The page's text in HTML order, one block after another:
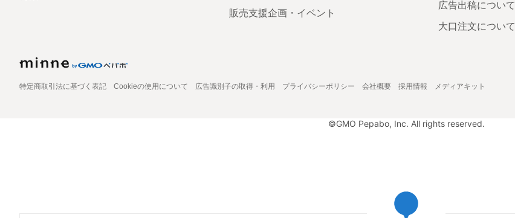
販売支援企画・イベント
広告出稿について
大口注文について
特定商取引法に基づく表記 Cookieの使用について 広告識別子の取得・利用 プライバシーポリシー 会社概要 採用情報 メディアキット
©GMO Pepabo, Inc. All rights reserved.